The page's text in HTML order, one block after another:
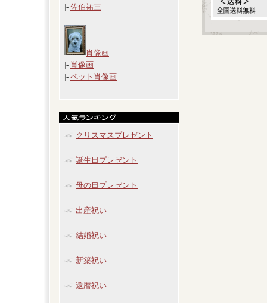
|- 佐伯祐三
肖像画
|- 肖像画
|- ペット肖像画
クリスマスプレゼント
誕生日プレゼント
母の日プレゼント
出産祝い
結婚祝い
新築祝い
還暦祝い